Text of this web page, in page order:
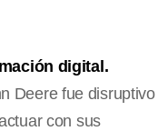
digital.
Deere fue disruptivo
con sus